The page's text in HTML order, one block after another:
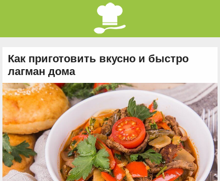
Как приготовить вкусно и быстро
лагман дома